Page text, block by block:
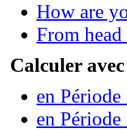
How are
From
Calculer
en Période
en Période